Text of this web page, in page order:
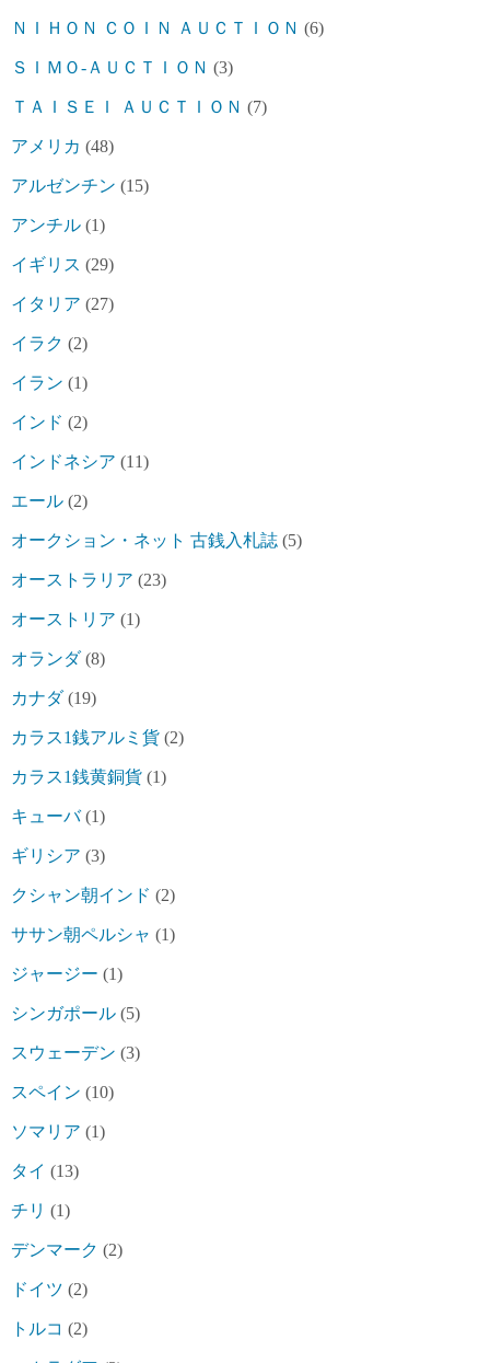
ＮＩＨＯＮ ＣＯＩＮ ＡＵＣＴＩＯＮ (6)
ＳＩＭＯ-ＡＵＣＴＩＯＮ (3)
ＴＡＩＳＥＩ ＡＵＣＴＩＯＮ (7)
アメリカ (48)
アルゼンチン (15)
アンチル (1)
イギリス (29)
イタリア (27)
イラク (2)
イラン (1)
インド (2)
インドネシア (11)
エール (2)
オークション・ネット 古銭入札誌 (5)
オーストラリア (23)
オーストリア (1)
オランダ(8)
カナダ(19)
カラス1銭アルミ貨 (2)
カラス1銭黄銅貨 (1)
キューバ(1)
ギリシア (3)
クシャン朝インド (2)
ササン朝ペルシャ (1)
ジャージー (1)
シンガポール (5)
スウェーデン (3)
スペイン (10)
ソマリア (1)
タイ (13)
チリ (1)
デンマーク (2)
ドイツ (2)
トルコ (2)